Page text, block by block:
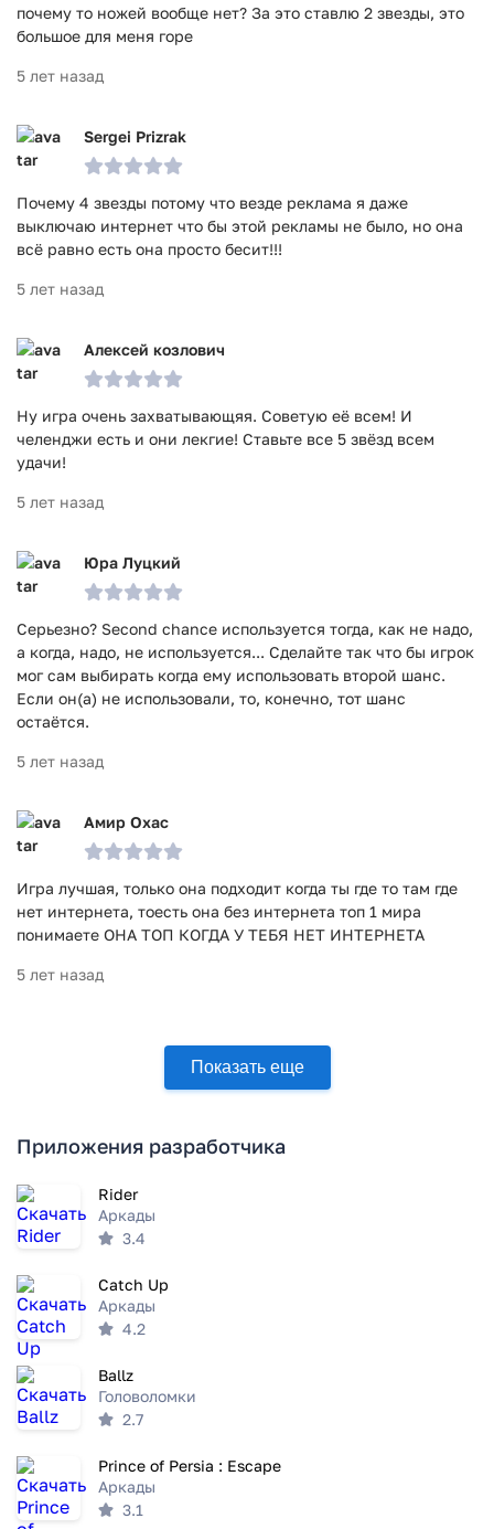
почему то ножей вообще нет? За это ставлю 2 звезды, это
большое для меня горе
5 лет назад
Sergei Prizrak
Почему 4 звезды потому что везде реклама я даже
выключаю интернет что бы этой рекламы не было, но она
всё равно есть она просто бесит!!!
5 лет назад
Алексей козлович
Ну игра очень захватывающяя. Советую её всем! И
челенджи есть и они лекгие! Ставьте все 5 звёзд всем
удачи!
5 лет назад
Юра Луцкий
Серьезно? Second chance используется тогда, как не надо,
а когда, надо, не используется... Сделайте так что бы игрок
мог сам выбирать когда ему использовать второй шанс.
Если он(а) не использовали, то, конечно, тот шанс
остаётся.
5 лет назад
Амир Охас
Игра лучшая, только она подходит когда ты где то там где
нет интернета, тоесть она без интернета топ 1 мира
понимаете ОНА ТОП КОГДА У ТЕБЯ НЕТ ИНТЕРНЕТА
5 лет назад
Показать еще
Приложения разработчика
Rider
Аркады
3.4
Catch Up
Аркады
4.2
Ballz
Головоломки
2.7
Prince of Persia : Escape
Аркады
3.1